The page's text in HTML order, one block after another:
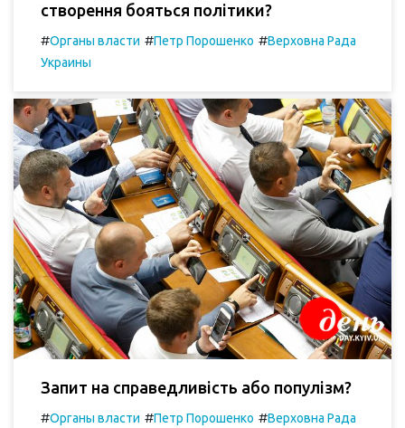
створення бояться політики?
#Органы власти #Петр Порошенко #Верховна Рада
Украины
Запит на справедливість або популізм?
#Органы власти #Петр Порошенко #Верховна Рада